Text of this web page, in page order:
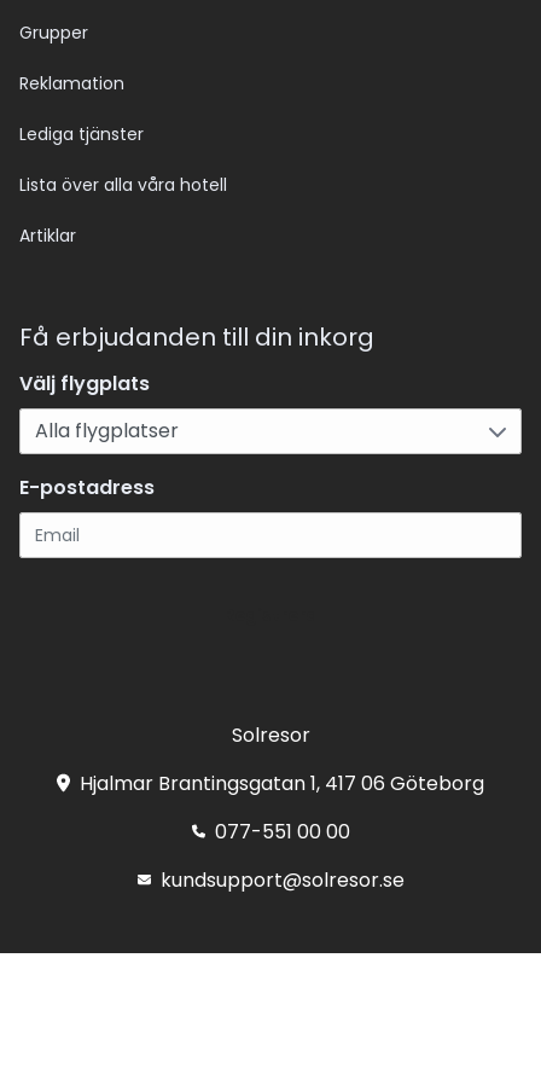
Grupper
Reklamation
Lediga tjänster
Lista över alla våra hotell
Artiklar
Få erbjudanden till din inkorg
Välj flygplats
E-postadress
Solresor
Hjalmar Brantingsgatan 1, 417 06 Göteborg
077-551 00 00
kundsupport@solresor.se